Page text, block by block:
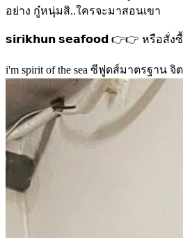
อย่าง กู๋หนุ่มสิ..ใครจะมาสอนเขา
𝘀𝗶𝗿𝗶𝗸𝗵𝘂𝗻 𝘀𝗲𝗮𝗳𝗼𝗼𝗱 👉👉 หรือสั่งซื้อแ
i'm spirit of the sea ซีฟูดส์มาตรฐาน